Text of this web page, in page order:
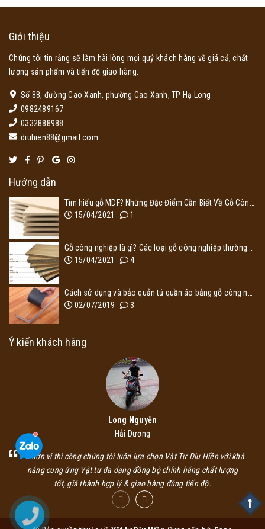
Giới thiệu
Chúng tôi tin rằng sẽ làm hài lòng mọi quý khách hàng về giá cả, chất
lượng sản phẩm và tiến độ giao hàng.
Số 88, đường Cao Xanh, phường Cao Xanh, TP Hạ Long
0982489167
0332888988
diuhien88@gmail.com
Hướng dẫn
Tìm hiểu gỗ MDF? Những Đặc Điểm Cần Biết Về Gỗ Công Nghiệp MDF
15/04/2021
1
15/04/2021
4
02/07/2019
3
Ý kiến khách hàng
Long Nguyễn
Hải Dương
Là đơn vị thi công chúng tôi luôn lựa chọn Vật Tư Dịu Hiền với khả
năng cung ứng Vật tư đa dạng đồng bộ chính hãng chất lượng
tốt, giá thành hợp lý & giao hàng đúng tiến độ.